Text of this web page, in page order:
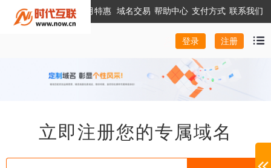
本月特惠 域名交易 帮助中心 支付方式 联系我们
登录 注册
立即注册您的专属域名